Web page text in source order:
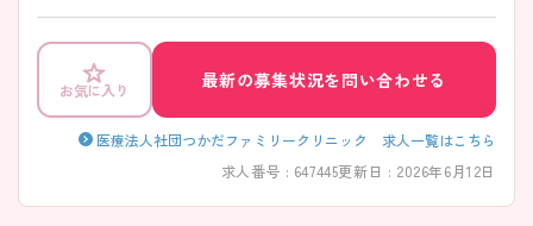
境です。ご興味をお持ちの方はお気軽にマイナビ看護師までお問い合わ
せください！
お気に入り
最新の募集状況を問い合わせる
医療法人社団つかだファミリークリニック 求人一覧はこちら
求人番号 : 647445更新日 : 2026年6月12日